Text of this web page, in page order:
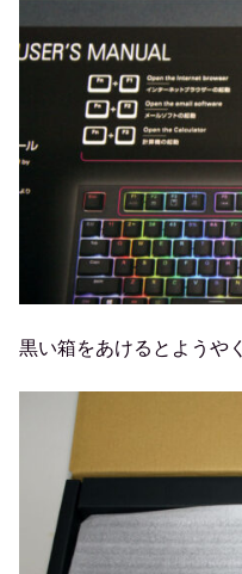
黒い箱をあけるとようや